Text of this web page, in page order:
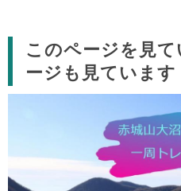
このページを見
ージも見ています